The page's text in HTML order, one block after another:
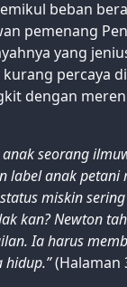
beban
pemenang
yang
percaya
dengan
seorang
label anak petani
miskin
kan? Newton
Ia harus
hidup.”(Halaman